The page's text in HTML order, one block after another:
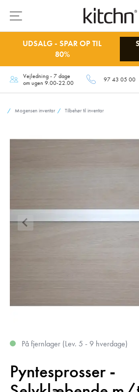
UDSALG - SPAR OP TIL
80%
Vejledning - 7 dage
om ugen 9.00-22.00
97 43 05 00
Mogensen inventar Tilbehør til inventar
På fjernlager (Lev. 5 - 9 hverdage)
Pyntesprosser -